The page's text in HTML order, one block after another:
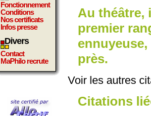
Fonctionnement
Conditions
Nos certificats
Infos presse
Divers
Contact
MaPhilo recrute
Au théâtre,
premier
près.
Voir les autres
Citations